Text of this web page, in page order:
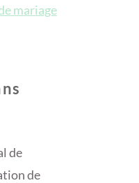
mariage
de
de